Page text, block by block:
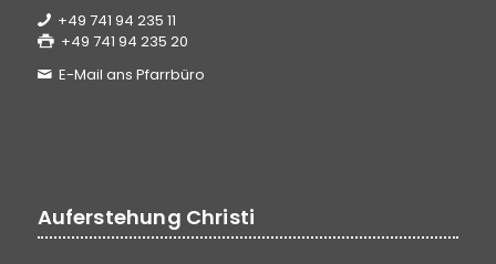
+49 741 94 235 11
+49 741 94 235 20
E-Mail ans Pfarrbüro
Auferstehung Christi